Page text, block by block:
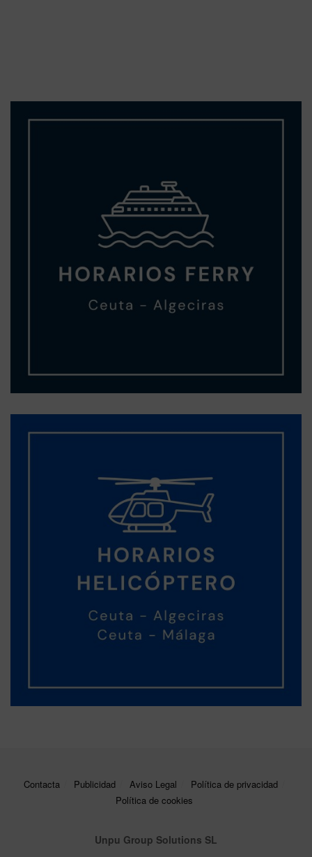
Contacta Publicidad Aviso Legal
Política de privacidad
Política de cookies
Unpu Group Solutions SL